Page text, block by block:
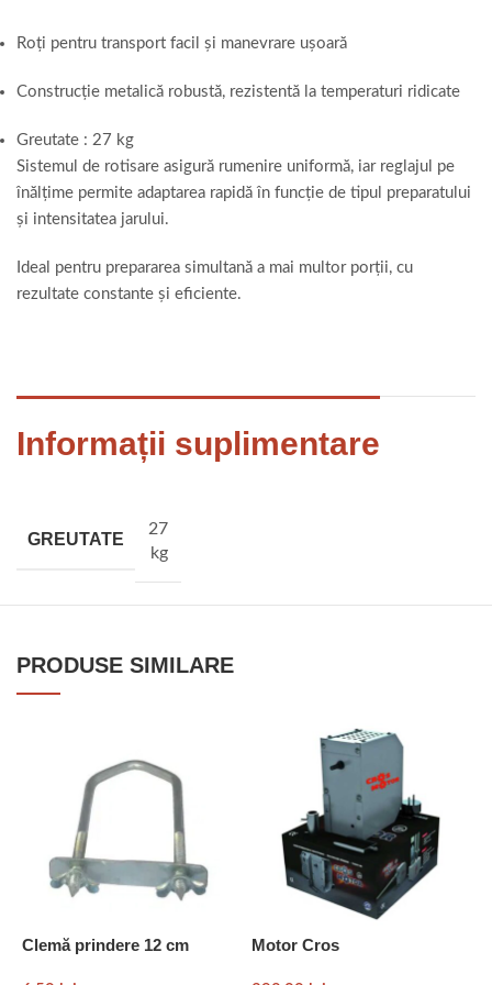
Roți pentru transport facil și manevrare ușoară
Construcție metalică robustă, rezistentă la temperaturi ridicate
Greutate : 27 kg
Sistemul de rotisare asigură rumenire uniformă, iar reglajul pe
înălțime permite adaptarea rapidă în funcție de tipul preparatului
și intensitatea jarului.
Ideal pentru prepararea simultană a mai multor porții, cu
rezultate constante și eficiente.
Informații suplimentare
GREUTATE
27
kg
PRODUSE SIMILARE
Clemă prindere 12 cm Motor Cros